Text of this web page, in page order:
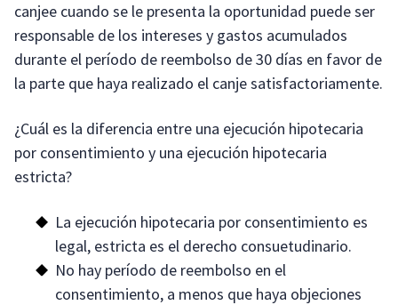
canjee cuando se le presenta la oportunidad puede ser
responsable de los intereses y gastos acumulados
durante el período de reembolso de 30 días en favor de
la parte que haya realizado el canje satisfactoriamente.
¿Cuál es la diferencia entre una ejecución hipotecaria
por consentimiento y una ejecución hipotecaria
estricta?
La ejecución hipotecaria por consentimiento es
legal, estricta es el derecho consuetudinario.
No hay período de reembolso en el
consentimiento, a menos que haya objeciones